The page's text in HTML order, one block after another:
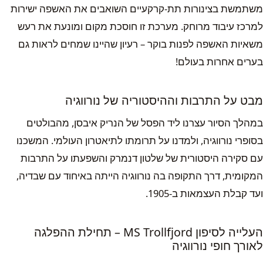
משתמשת בצינורות תת-קרקעיים השואבים את האשפה ישירות
למרכז עיבוד מרוחק. מערכת זו חוסכת מקום ומונעת את רעש
משאיות האשפה לפנות בוקר – רעיון שהיינו שמחים לראות גם
בערים אחרות בעולם!
מבט על התרבות וההיסטוריה של נורווגיה
במהלך הסיור עצרנו ליד הפסל של הנריק איבסן, מהבולטים
בסופרי נורווגיה, ולמדנו על תרומתו לתיאטרון העולמי. המשכנו
עם סקירה היסטורית של שלטון דנמרק והשפעתו על התרבות
המקומית, דרך התקופה בה נורווגיה הייתה באיחוד עם שבדיה,
ועד קבלת העצמאות ב-1905.
העלייה לסיפון MS Trollfjord – תחילת ההפלגה
לאורך חופי נורווגיה